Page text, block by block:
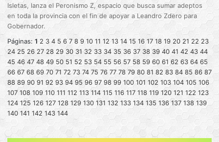
Isletas, lanza el Peronismo Z, espacio que busca sumar adeptos
en toda la provincia con el fin de apoyar a Leandro Zdero para
Gobernador.
Páginas: 1 2 3 4 5 6 7 8 9 10 11 12 13 14 15 16 17 18 19 20 21 22 23
24 25 26 27 28 29 30 31 32 33 34 35 36 37 38 39 40 41 42 43 44
45 46 47 48 49 50 51 52 53 54 55 56 57 58 59 60 61 62 63 64 65
66 67 68 69 70 71 72 73 74 75 76 77 78 79 80 81 82 83 84 85 86 87
88 89 90 91 92 93 94 95 96 97 98 99 100 101 102 103 104 105 106
107 108 109 110 111 112 113 114 115 116 117 118 119 120 121 122 123
124 125 126 127 128 129 130 131 132 133 134 135 136 137 138 139
140 141 142 143 144